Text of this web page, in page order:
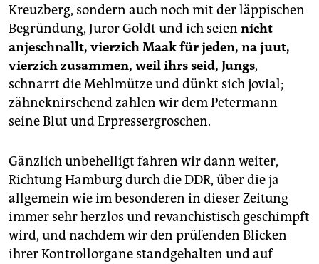
abo
genossenschaft
epaper login
Kreuzberg, sondern auch noch mit der läppischen
Begründung, Juror Goldt und ich seien nicht
anjeschnallt, vierzich Maak für jeden, na juut,
vierzich zusammen, weil ihrs seid, Jungs,
schnarrt die Mehlmütze und dünkt sich jovial;
zähneknirschend zahlen wir dem Petermann
seine Blut und Erpressergroschen.
Gänzlich unbehelligt fahren wir dann weiter,
Richtung Hamburg durch die DDR, über die ja
allgemein wie im besonderen in dieser Zeitung
immer sehr herzlos und revanchistisch geschimpft
wird, und nachdem wir den prüfenden Blicken
ihrer Kontrollorgane standgehalten und auf